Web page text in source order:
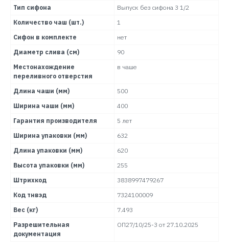
Тип сифона
Выпуск без сифона 3 1/2
Количество чаш (шт.)
1
Сифон в комплекте
нет
Диаметр слива (см)
90
Местонахождение
переливного отверстия
в чаше
Длина чаши (мм)
500
Ширина чаши (мм)
400
Гарантия производителя
5 лет
Ширина упаковки (мм)
632
Длина упаковки (мм)
620
Высота упаковки (мм)
255
Штрихкод
3838997479267
Код тнвэд
7324100009
Вес (кг)
7.493
Разрешительная
документация
ОП27/10/25-3 от 27.10.2025